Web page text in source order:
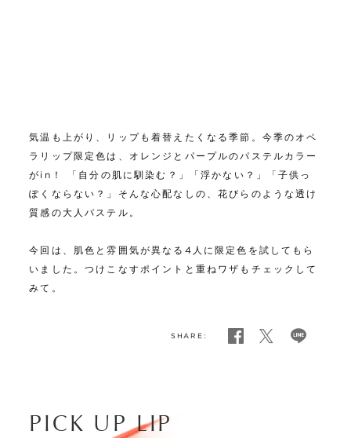
気温も上がり、リップも着替えたくなる季節。今季のオペ
ラリップ限定色は、オレンジとパープルのパステルカラー
がin！ 「自分の肌に馴染む？」「浮かない？」「子供っ
ぽくならない？」そんな心配なしの、花びらのような透け
質感の大人パステル。
今回は、肌色と雰囲気が異なる4人に限定色を試してもら
いました。つけこなすポイントと重ねワザもチェックして
みて。
SHARE:
PICK UP LIP